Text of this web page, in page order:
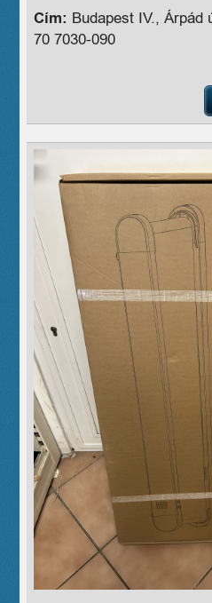
Cím: Budapest IV., Árpád
70 7030-090